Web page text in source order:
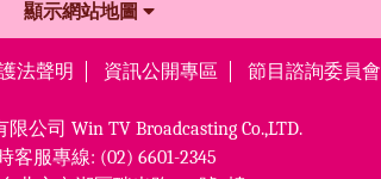
顯示網站地圖
法聲明 資訊公開專區 節目諮詢委員會
限公司 Win TV Broadcasting Co.,LTD.
客服專線: (02) 6601-2345